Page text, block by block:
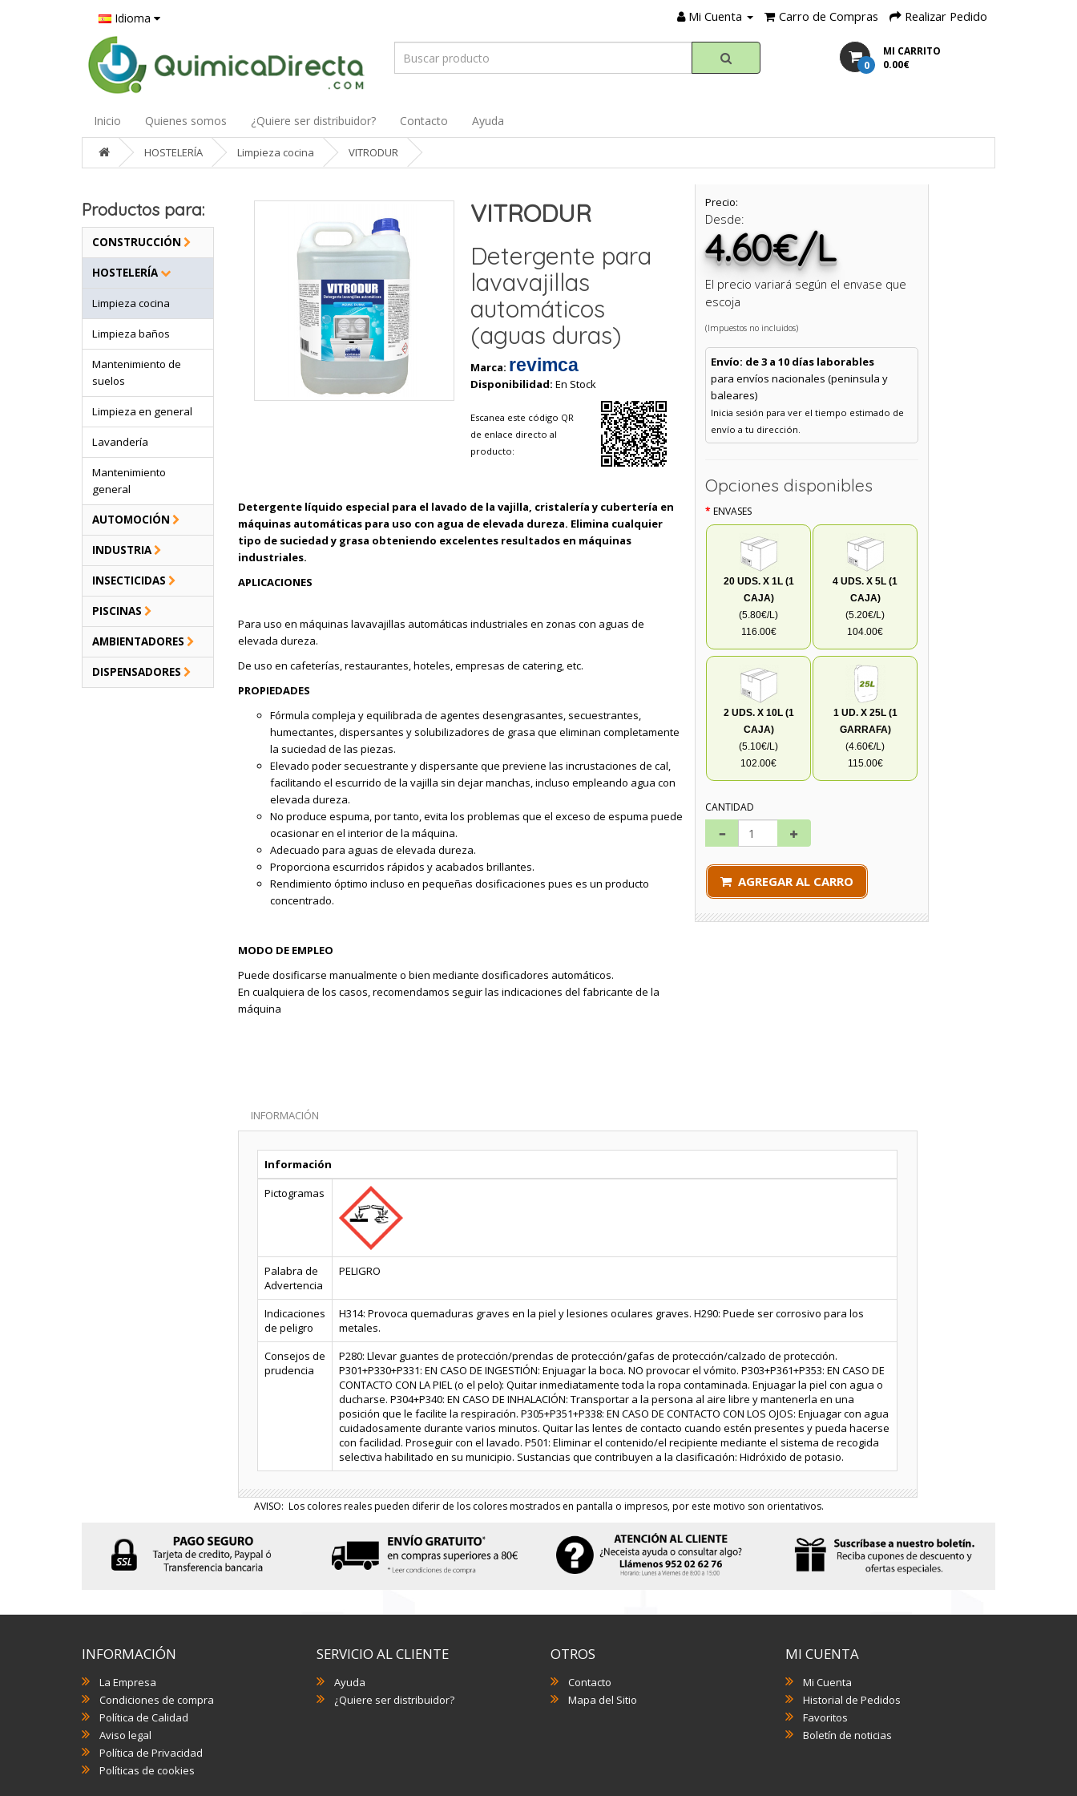
Idioma Mi Cuenta Carro de Compras Realizar Pedido
MI CARRITO
0 0.00€
Inicio Quienes somos ¿Quiere ser distribuidor? Contacto Ayuda
HOSTELERÍA Limpieza cocina VITRODUR
Productos para:
CONSTRUCCIÓN
HOSTELERÍA
Limpieza cocina
Limpieza baños
Mantenimiento de
suelos
Limpieza en general
Lavandería
Mantenimiento
general
AUTOMOCIÓN
INDUSTRIA
INSECTICIDAS
PISCINAS
AMBIENTADORES
DISPENSADORES
VITRODUR
Detergente para
lavavajillas
automáticos
(aguas duras)
Marca: revimca
Disponibilidad: En Stock
Escanea este código QR
de enlace directo al
producto:
Detergente líquido especial para el lavado de la vajilla, cristalería y cubertería en
máquinas automáticas para uso con agua de elevada dureza. Elimina cualquier
tipo de suciedad y grasa obteniendo excelentes resultados en máquinas
industriales.
APLICACIONES
Para uso en máquinas lavavajillas automáticas industriales en zonas con aguas de
elevada dureza.
De uso en cafeterías, restaurantes, hoteles, empresas de catering, etc.
PROPIEDADES
Fórmula compleja y equilibrada de agentes desengrasantes, secuestrantes,
humectantes, dispersantes y solubilizadores de grasa que eliminan completamente
la suciedad de las piezas.
Elevado poder secuestrante y dispersante que previene las incrustaciones de cal,
facilitando el escurrido de la vajilla sin dejar manchas, incluso empleando agua con
elevada dureza.
No produce espuma, por tanto, evita los problemas que el exceso de espuma puede
ocasionar en el interior de la máquina.
Adecuado para aguas de elevada dureza.
Proporciona escurridos rápidos y acabados brillantes.
Rendimiento óptimo incluso en pequeñas dosificaciones pues es un producto
concentrado.
MODO DE EMPLEO
Puede dosificarse manualmente o bien mediante dosificadores automáticos.
En cualquiera de los casos, recomendamos seguir las indicaciones del fabricante de la
máquina
Precio:
Desde:
4.60€/L
El precio variará según el envase que
escoja
(Impuestos no incluidos)
Envío: de 3 a 10 días laborables
para envíos nacionales (peninsula y
baleares)
Inicia sesión para ver el tiempo estimado de
envío a tu dirección.
Opciones disponibles
ENVASES
20 UDS. X 1L (1
CAJA)
(5.80€/L)
116.00€
4 UDS. X 5L (1
CAJA)
(5.20€/L)
104.00€
2 UDS. X 10L (1
CAJA)
(5.10€/L)
102.00€
1 UD. X 25L (1
GARRAFA)
(4.60€/L)
115.00€
CANTIDAD
AGREGAR AL CARRO
INFORMACIÓN
Información
Pictogramas
Palabra de
Advertencia
PELIGRO
Indicaciones
de peligro
H314: Provoca quemaduras graves en la piel y lesiones oculares graves. H290: Puede ser corrosivo para los
metales.
Consejos de
prudencia
P280: Llevar guantes de protección/prendas de protección/gafas de protección/calzado de protección.
P301+P330+P331: EN CASO DE INGESTIÓN: Enjuagar la boca. NO provocar el vómito. P303+P361+P353: EN CASO DE
CONTACTO CON LA PIEL (o el pelo): Quitar inmediatamente toda la ropa contaminada. Enjuagar la piel con agua o
ducharse. P304+P340: EN CASO DE INHALACIÓN: Transportar a la persona al aire libre y mantenerla en una
posición que le facilite la respiración. P305+P351+P338: EN CASO DE CONTACTO CON LOS OJOS: Enjuagar con agua
cuidadosamente durante varios minutos. Quitar las lentes de contacto cuando estén presentes y pueda hacerse
con facilidad. Proseguir con el lavado. P501: Eliminar el contenido/el recipiente mediante el sistema de recogida
selectiva habilitado en su municipio. Sustancias que contribuyen a la clasificación: Hidróxido de potasio.
AVISO: Los colores reales pueden diferir de los colores mostrados en pantalla o impresos, por este motivo son orientativos.
INFORMACIÓN
La Empresa
Condiciones de compra
Política de Calidad
Aviso legal
Política de Privacidad
Políticas de cookies
SERVICIO AL CLIENTE
Ayuda
¿Quiere ser distribuidor?
OTROS
Contacto
Mapa del Sitio
MI CUENTA
Mi Cuenta
Historial de Pedidos
Favoritos
Boletín de noticias